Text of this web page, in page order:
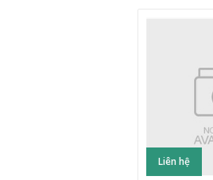
Liên hệ